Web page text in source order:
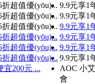
折超值優(yōu)... 9.9元享1
折超值優(yōu)... 9.9元享1
折超值優(yōu)... 9.9元享1
折超值優(yōu)... 9.9元享1
折超值優(yōu)... 9.9元享1
超值優(yōu)... 9.9元享1
宜200元 ...
AOC 小
會